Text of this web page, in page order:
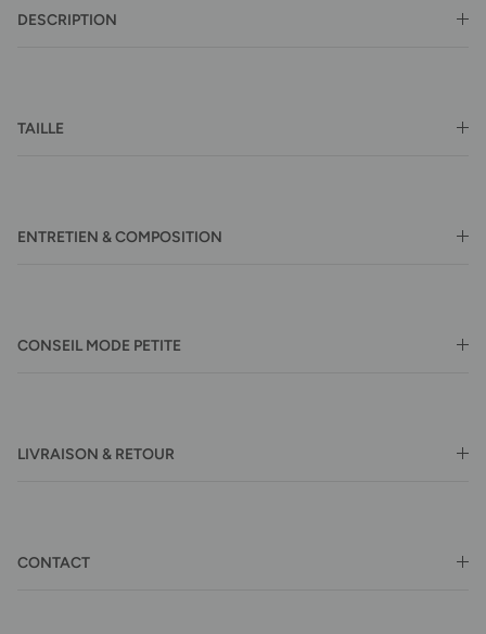
DESCRIPTION
TAILLE
ENTRETIEN & COMPOSITION
CONSEIL MODE PETITE
LIVRAISON & RETOUR
CONTACT